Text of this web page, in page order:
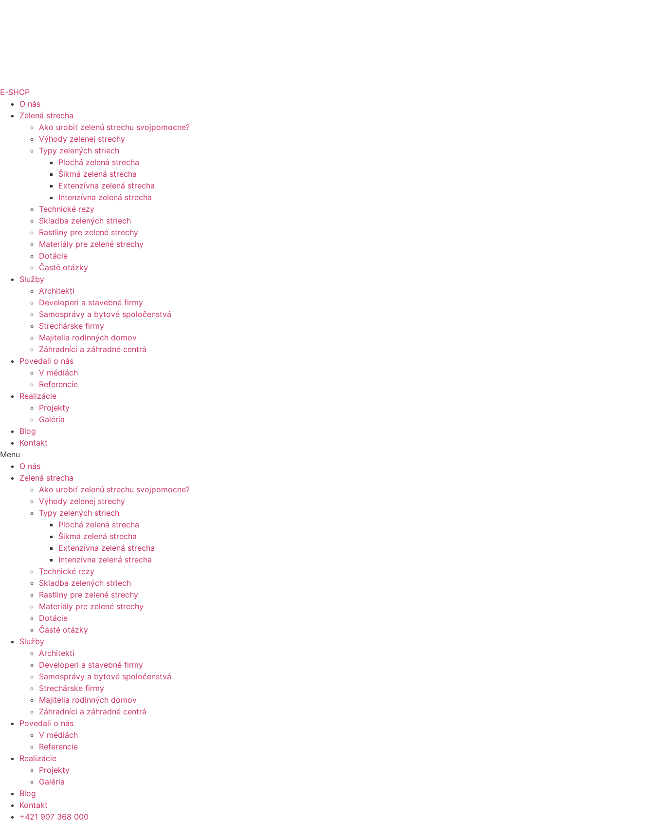
E-SHOP
O nás
Zelená strecha
Ako urobiť zelenú strechu svojpomocne?
Výhody zelenej strechy
Typy zelených striech
Plochá zelená strecha
Šikmá zelená strecha
Extenzívna zelená strecha
Intenzívna zelená strecha
Technické rezy
Skladba zelených striech
Rastliny pre zelené strechy
Materiály pre zelené strechy
Dotácie
Časté otázky
Služby
Architekti
Developeri a stavebné firmy
Samosprávy a bytové spoločenstvá
Strechárske firmy
Majitelia rodinných domov
Záhradníci a záhradné centrá
Povedali o nás
V médiách
Referencie
Realizácie
Projekty
Galéria
Blog
Kontakt
Menu
O nás
Zelená strecha
Ako urobiť zelenú strechu svojpomocne?
Výhody zelenej strechy
Typy zelených striech
Plochá zelená strecha
Šikmá zelená strecha
Extenzívna zelená strecha
Intenzívna zelená strecha
Technické rezy
Skladba zelených striech
Rastliny pre zelené strechy
Materiály pre zelené strechy
Dotácie
Časté otázky
Služby
Architekti
Developeri a stavebné firmy
Samosprávy a bytové spoločenstvá
Strechárske firmy
Majitelia rodinných domov
Záhradníci a záhradné centrá
Povedali o nás
V médiách
Referencie
Realizácie
Projekty
Galéria
Blog
Kontakt
+421 907 368 000